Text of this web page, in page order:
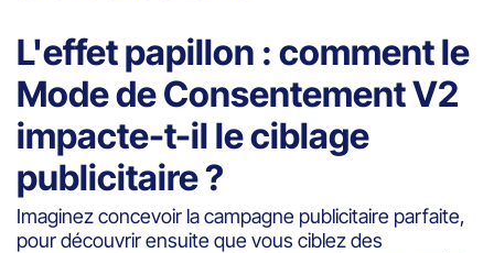
L'effet papillon : comment le
Mode de Consentement V2
impacte-t-il le ciblage
publicitaire ?
Imaginez concevoir la campagne publicitaire parfaite,
pour découvrir ensuite que vous ciblez des